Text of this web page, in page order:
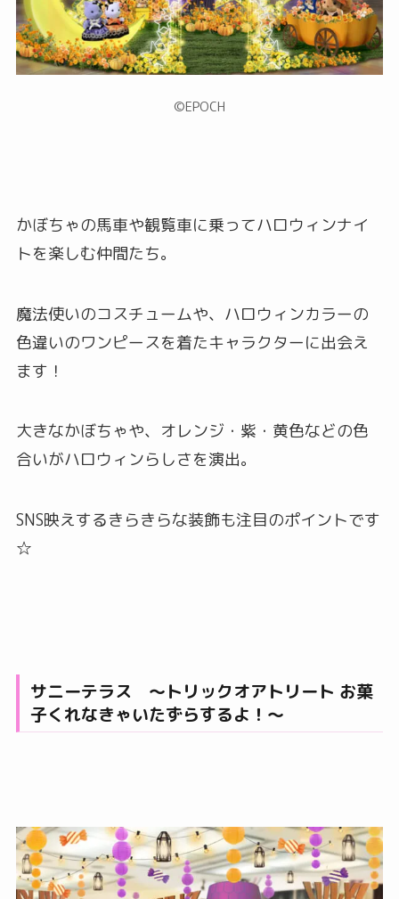
©︎EPOCH
かぼちゃの馬車や観覧車に乗ってハロウィンナイ
トを楽しむ仲間たち。
魔法使いのコスチュームや、ハロウィンカラーの
色違いのワンピースを着たキャラクターに出会え
ます！
大きなかぼちゃや、オレンジ・紫・黄色などの色
合いがハロウィンらしさを演出。
SNS映えするきらきらな装飾も注目のポイントです
☆
サニーテラス 〜トリックオアトリート お菓
子くれなきゃいたずらするよ！〜